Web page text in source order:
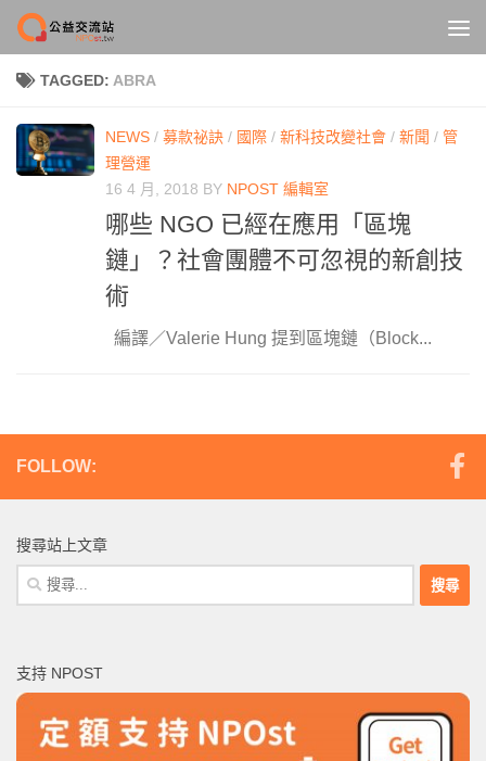
Skip to content
TAGGED: ABRA
NEWS / 募款祕訣 / 國際 / 新科技改變社會 / 新聞 / 管
理營運
16 4 月, 2018 BY NPOST 編輯室
哪些 NGO 已經在應用「區塊
鏈」？社會團體不可忽視的新創技
術
編譯／Valerie Hung 提到區塊鏈（Block...
FOLLOW:
搜尋站上文章
搜
尋
字:
支持 NPOST